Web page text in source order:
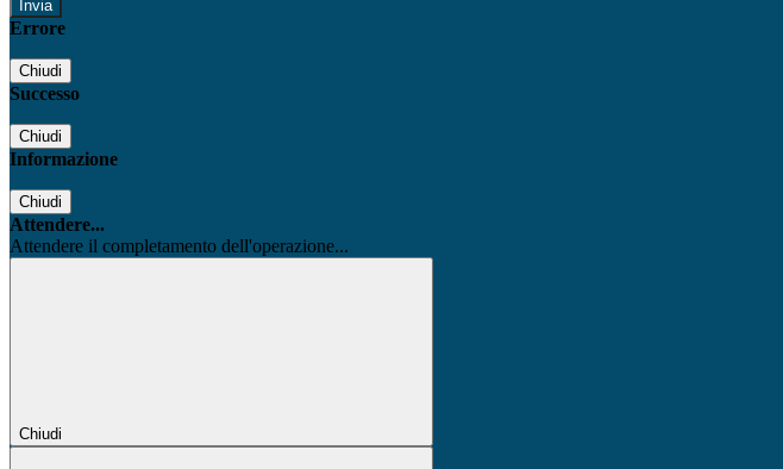
Errore
Chiudi
Successo
Chiudi
Informazione
Chiudi
Attendere...
Attendere il completamento dell'operazione...
Chiudi